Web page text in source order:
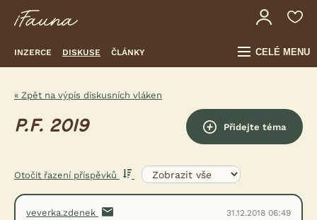
INZERCE DISKUSE ČLÁNKY CELÉ MENU
« Zpět na výpis diskusních vláken
P.F. 2019 Přidejte téma
Otočit řazení příspěvků
veverka.zdenek 31.12.2018 06:49